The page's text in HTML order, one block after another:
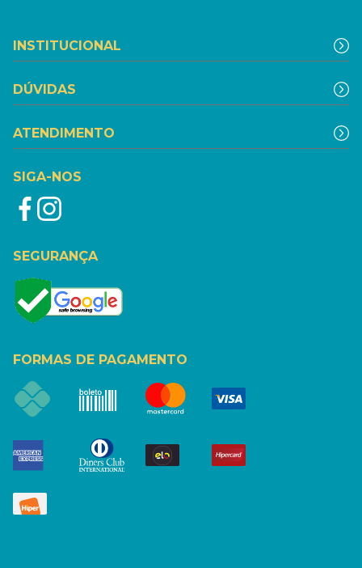
INSTITUCIONAL
DÚVIDAS
ATENDIMENTO
SIGA-NOS
SEGURANÇA
FORMAS DE PAGAMENTO